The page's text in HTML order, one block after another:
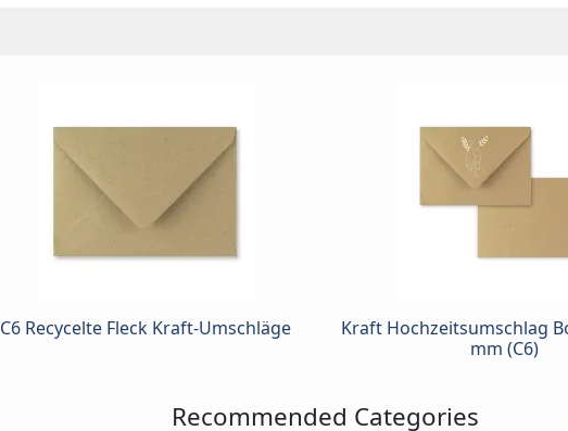
C6 Recycelte Fleck Kraft-Umschläge
Kraft Hochzeitsumschlag
mm (C6)
Recommended Categories